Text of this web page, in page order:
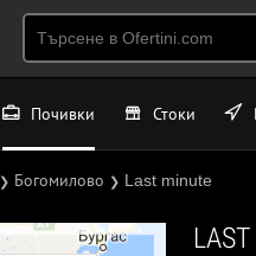
Почивки Стоки
❯ Богомилово ❯ Last minute